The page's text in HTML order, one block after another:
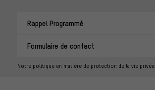
Rappel Programmé
Formulaire de contact
Notre politique en matière de protection de la vie privée